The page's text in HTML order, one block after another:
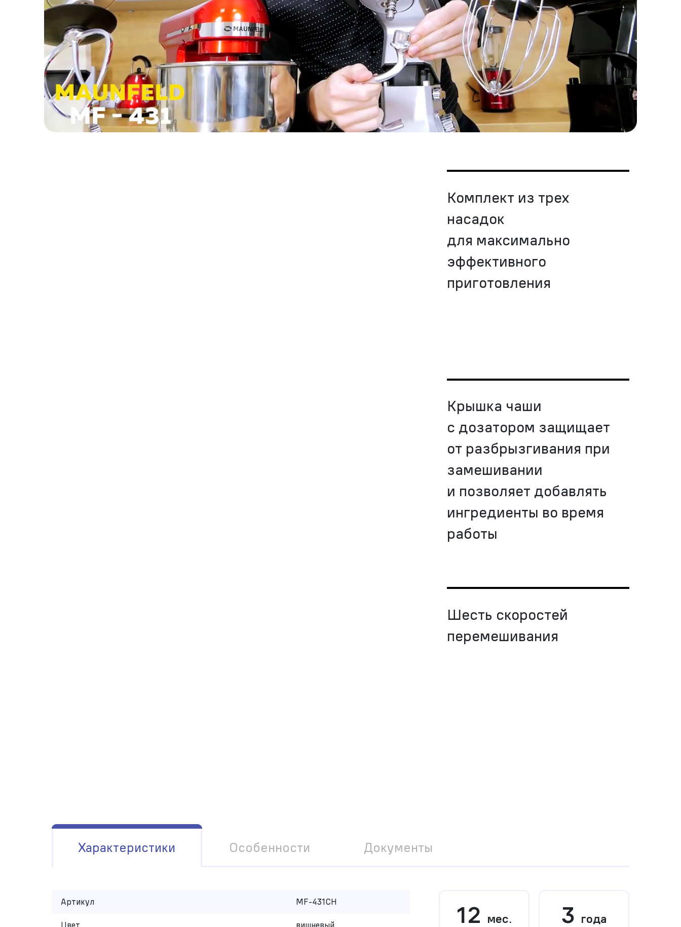
Комплект из трех
насадок
для максимально
эффективного
приготовления
Крышка чаши
с дозатором защищает
от разбрызгивания при
замешивании
и позволяет добавлять
ингредиенты во время
работы
Шесть скоростей
перемешивания
Характеристики Особенности Документы
Артикул MF-431CH
Цвет вишневый 12 мес. 3 года